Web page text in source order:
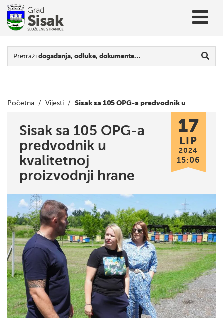
Pretraži događanja, odluke, dokumente…
Početna / Vijesti / Sisak sa 105 OPG-a predvodnik u
Sisak sa 105 OPG-a
predvodnik u
kvalitetnoj
proizvodnji hrane
17
LIP
2024
15:06